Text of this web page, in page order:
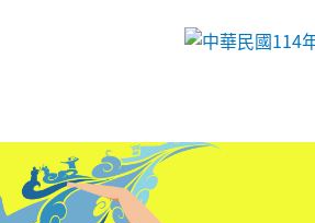
跳到主要內容